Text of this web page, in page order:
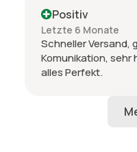
Positiv
Letzte 6 Monate
Schneller Versand,
Komunikation, sehr
alles Perfekt.